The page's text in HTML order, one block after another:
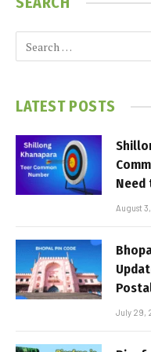
LATEST POSTS
Need
August
July 29,